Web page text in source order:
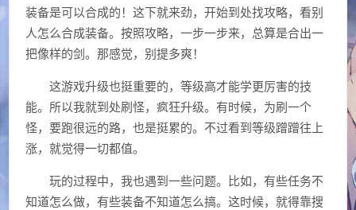
装备是可以合成的！这下就来劲，开始到处找攻略，看别
人怎么合成装备。按照攻略，一步一步来，总算是合出一
把像样的剑。那感觉，别提多爽！
这游戏升级也挺重要的，等级高才能学更厉害的技
能。所以我就到处刷怪，疯狂升级。有时候，为刷一个
怪，要跑很远的路，也是挺累的。不过看到等级蹭蹭往上
涨，就觉得一切都值。
玩的过程中，我也遇到一些问题。比如，有些任务不
知道怎么做，有些装备不知道怎么搞。这时候，就得靠搜